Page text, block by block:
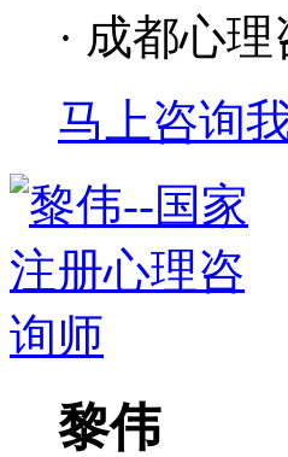
· 成都心
马上咨询
黎伟